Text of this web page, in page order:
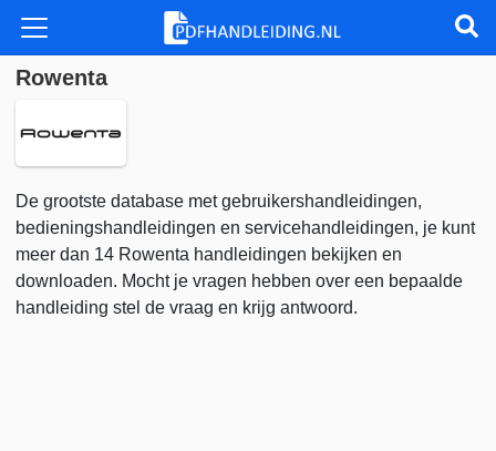
Rowenta
De grootste database met gebruikershandleidingen,
bedieningshandleidingen en servicehandleidingen, je kunt
meer dan 14 Rowenta handleidingen bekijken en
downloaden. Mocht je vragen hebben over een bepaalde
handleiding stel de vraag en krijg antwoord.